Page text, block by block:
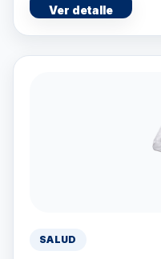
Ver detalle
SALUD